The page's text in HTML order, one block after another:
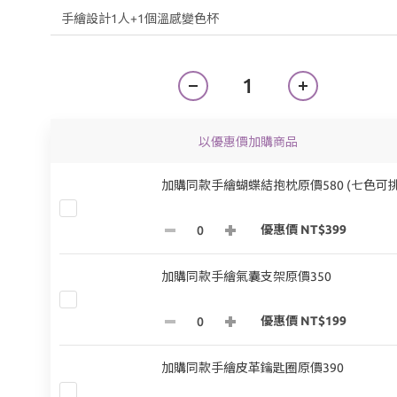
以優惠價加購商品
加購同款手繪蝴蝶結抱枕原價580 (七色可
優惠價 NT$399
加購同款手繪氣囊支架原價350
優惠價 NT$199
加購同款手繪皮革鑰匙圈原價390